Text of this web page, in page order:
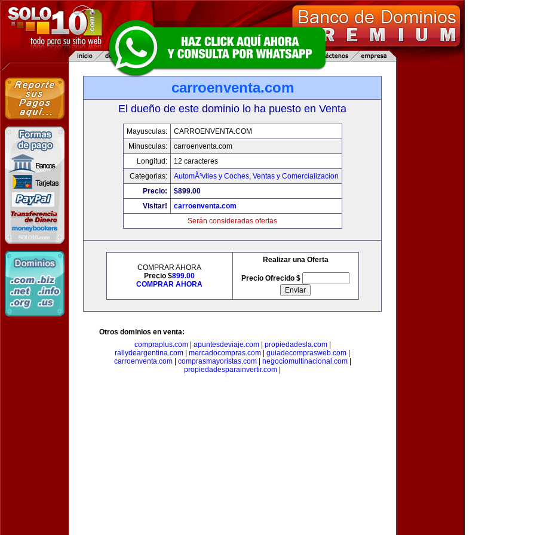
carroenventa.com
El dueño de este dominio lo ha puesto en Venta
Mayusculas:
CARROENVENTA.COM
Minusculas:
carroenventa.com
Longitud:
12 caracteres
Categorias:
AutomÃ³viles y Coches, Ventas y Comercializacion
Precio:
$899.00
Visitar!
carroenventa.com
Serán consideradas ofertas
COMPRAR AHORA
Precio $899.00
COMPRAR AHORA
Realizar una Oferta
Precio Ofrecido $
Otros dominios en venta:
compraplus.com| apuntesdeviaje.com| propiedadesla.com|
rallydeargentina.com
mercadocompras.com guiadecomprasweb.com
carroenventa.com| comprasmayoristas.com| negociomultinacional.com|
propiedadesparainvertir.com